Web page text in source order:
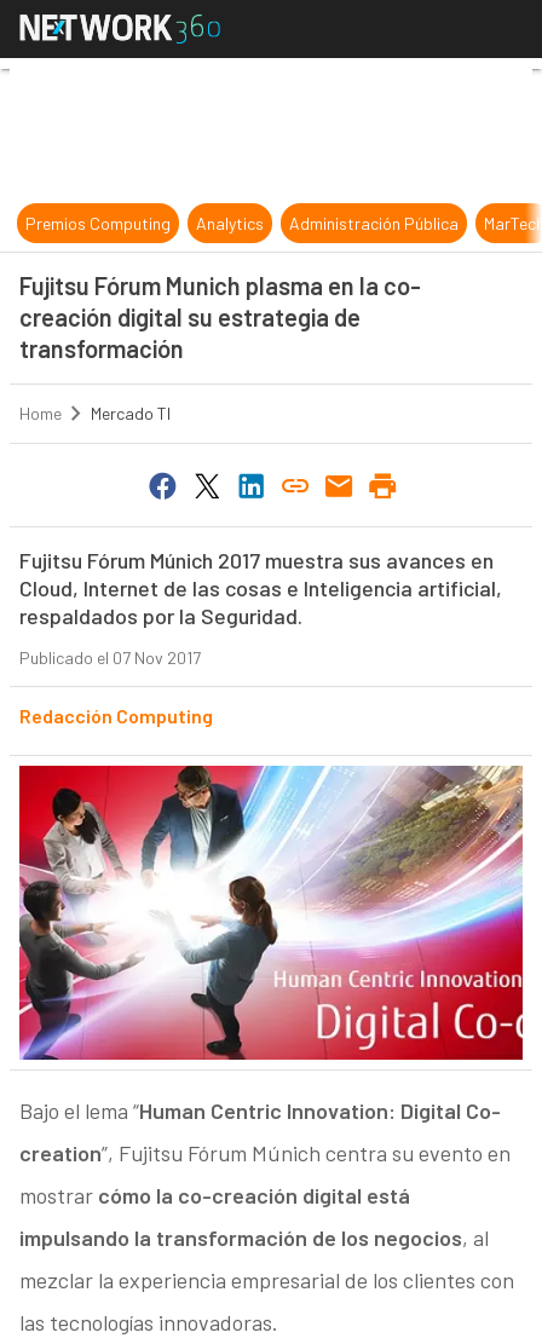
Fujitsu Fórum Munich plasma en
Premios Computing Analytics Administración Pública
Fujitsu Fórum Munich plasma en la co-
creación digital su estrategia de
transformación
Home Mercado TI
Fujitsu Fórum Múnich 2017 muestra sus avances en
Cloud, Internet de las cosas e Inteligencia artificial,
respaldados por la Seguridad.
Publicado el 07 Nov 2017
Redacción Computing
Bajo el lema “Human Centric Innovation: Digital Co-
creation”, Fujitsu Fórum Múnich centra su evento en
mostrar cómo la co-creación digital está
impulsando la transformación de los negocios, al
mezclar la experiencia empresarial de los clientes con
las tecnologías innovadoras.